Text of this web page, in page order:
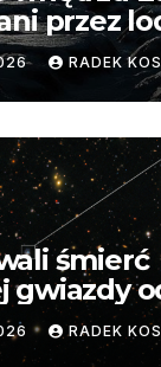
przez
RADEK
śmierć
gwiazdy
RADEK